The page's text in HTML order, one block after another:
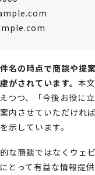
件名の時点で商談や提
がされています。本
つつ、「今後お役に
内させていただけれ
示しています。
な商談ではなくウェ
とって有益な情報提